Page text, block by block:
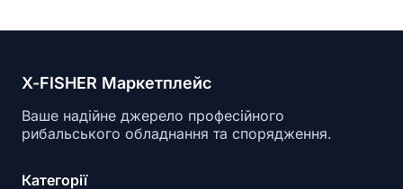
X-FISHER Маркетплейс
Ваше надійне джерело професійного
рибальського обладнання та спорядження.
Категорії